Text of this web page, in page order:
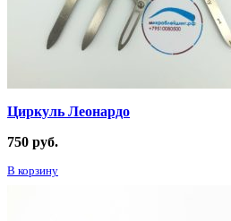
Циркуль Леонардо
750 руб.
В корзину